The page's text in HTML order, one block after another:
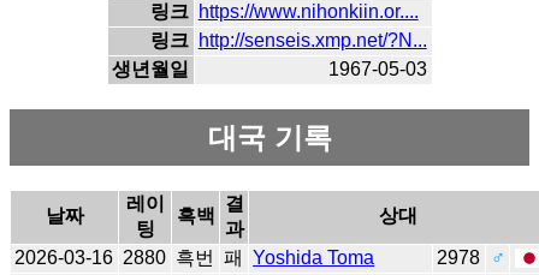
링크 https://www.nihonkiin.or....
링크 http://senseis.xmp.net/?N...
생년월일
1967-05-03
대국 기록
날짜
레이
팅
흑백
결
과
상대
2026-03-16 2880 흑번 패 Yoshida Toma 2978
♂